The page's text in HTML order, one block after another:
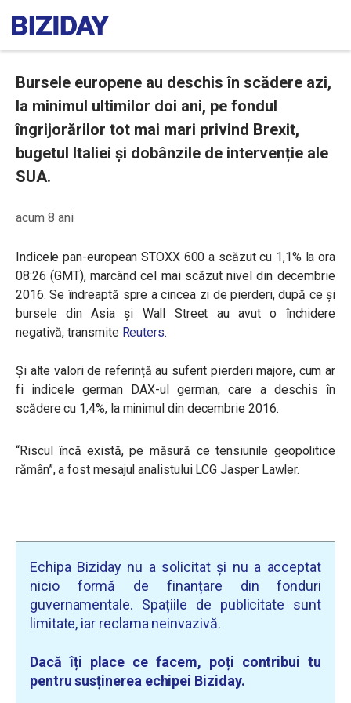
Bursele europene au deschis în scădere azi,
la minimul ultimilor doi ani, pe fondul
îngrijorărilor tot mai mari privind Brexit,
bugetul Italiei și dobânzile de intervenție ale
SUA.
acum 8 ani
Indicele pan-european STOXX 600 a scăzut cu 1,1% la ora
08:26 (GMT), marcând cel mai scăzut nivel din decembrie
2016. Se îndreaptă spre a cincea zi de pierderi, după ce și
bursele din Asia și Wall Street au avut o închidere
negativă, transmite Reuters.
Și alte valori de referință au suferit pierderi majore, cum ar
fi indicele german DAX-ul german, care a deschis în
scădere cu 1,4%, la minimul din decembrie 2016.
“Riscul încă există, pe măsură ce tensiunile geopolitice
rămân”, a fost mesajul analistului LCG Jasper Lawler.
Echipa Biziday nu a solicitat și nu a acceptat
nicio formă de finanțare din fonduri
guvernamentale. Spațiile de publicitate sunt
limitate, iar reclama neinvazivă.
Dacă îți place ce facem, poți contribui tu
pentru susținerea echipei Biziday.